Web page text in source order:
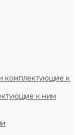
комплектующие к
к ним